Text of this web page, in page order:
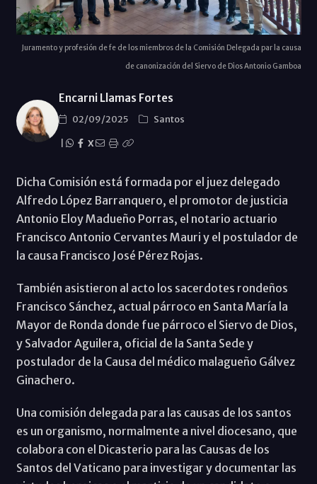
Juramento y profesión de fe de los miembros de la Comisión Delegada par la causa
de canonización del Siervo de Dios Antonio Gamboa
Encarni Llamas Fortes
02/09/2025
Santos
X
Dicha Comisión está formada por el juez delegado
Alfredo López Barranquero, el promotor de justicia
Antonio Eloy Madueño Porras, el notario actuario
Francisco Antonio Cervantes Mauri y el postulador de
la causa Francisco José Pérez Rojas.
También asistieron al acto los sacerdotes rondeños
Francisco Sánchez, actual párroco en Santa María la
Mayor de Ronda donde fue párroco el Siervo de Dios,
y Salvador Aguilera, oficial de la Santa Sede y
postulador de la Causa del médico malagueño Gálvez
Ginachero.
Una comisión delegada para las causas de los santos
es un organismo, normalmente a nivel diocesano, que
colabora con el Dicasterio para las Causas de los
Santos del Vaticano para investigar y documentar las